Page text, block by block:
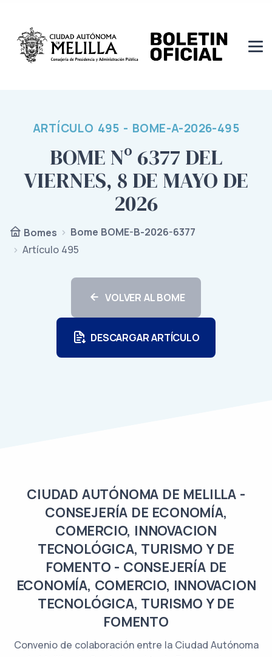
ARTÍCULO 495 - BOME-A-2026-495
BOME Nº 6377 DEL
VIERNES, 8 DE MAYO DE
2026
Bomes
Bome BOME-B-2026-6377
Artículo 495
VOLVER AL BOME
DESCARGAR ARTÍCULO
CIUDAD AUTÓNOMA DE MELILLA -
CONSEJERÍA DE ECONOMÍA,
COMERCIO, INNOVACION
TECNOLÓGICA, TURISMO Y DE
FOMENTO - CONSEJERÍA DE
ECONOMÍA, COMERCIO, INNOVACION
TECNOLÓGICA, TURISMO Y DE
FOMENTO
Convenio de colaboración entre la Ciudad Autónoma